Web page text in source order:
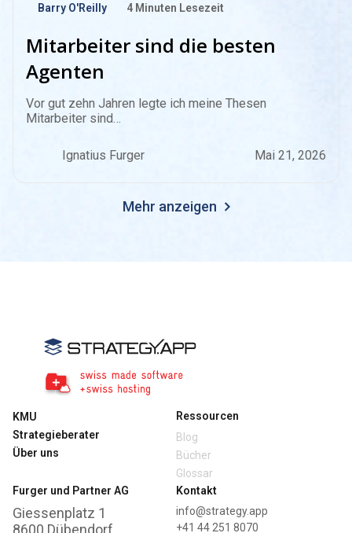
Barry O'Reilly 4 Minuten Lesezeit
Mitarbeiter sind die besten
Agenten
Vor gut zehn Jahren legte ich meine Thesen
Mitarbeiter sind…
Ignatius Furger Mai 21, 2026
Mehr anzeigen
KMU
Strategieberater
Über uns
Ressourcen
Blog
Bücher
Glossar
Furger und Partner AG
Giessenplatz 1
8600 Dübendorf
Kontakt
info@strategy.app
+41 44 251 8070